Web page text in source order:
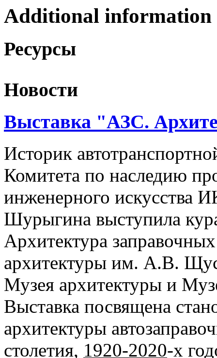
Additional information
Ресурсы
Новости
Выставка "АЗС.
Историк
Комитета по наследию
инженерного искусства
Шурыгина выступила
Архитектура
архитектуры им. А.В.
Музея архитектуры и
Выставка посвящена
архитектуры
столетия, 1920-2020-х